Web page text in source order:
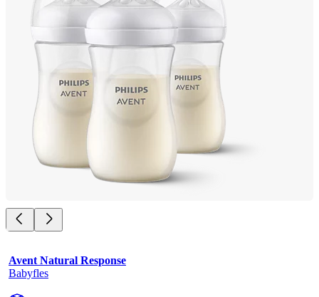
Avent Natural Response
Babyfles